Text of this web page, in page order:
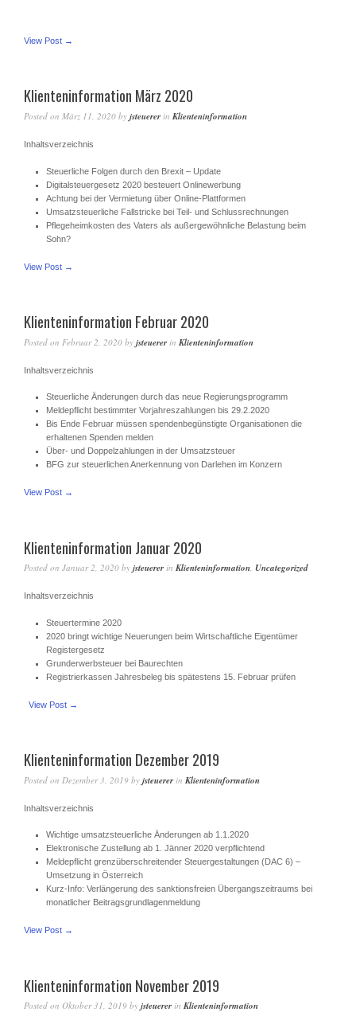
View Post →
Klienteninformation März 2020
Posted on März 11, 2020 by jsteuerer in Klienteninformation
Inhaltsverzeichnis
Steuerliche Folgen durch den Brexit – Update
Digitalsteuergesetz 2020 besteuert Onlinewerbung
Achtung bei der Vermietung über Online-Plattformen
Umsatzsteuerliche Fallstricke bei Teil- und Schlussrechnungen
Pflegeheimkosten des Vaters als außergewöhnliche Belastung beim
Sohn?
View Post →
Klienteninformation Februar 2020
Posted on Februar 2, 2020 by jsteuerer in Klienteninformation
Inhaltsverzeichnis
Steuerliche Änderungen durch das neue Regierungsprogramm
Meldepflicht bestimmter Vorjahreszahlungen bis 29.2.2020
Bis Ende Februar müssen spendenbegünstigte Organisationen die
erhaltenen Spenden melden
Über- und Doppelzahlungen in der Umsatzsteuer
BFG zur steuerlichen Anerkennung von Darlehen im Konzern
View Post →
Klienteninformation Januar 2020
Posted on Januar 2, 2020 by jsteuerer in Klienteninformation, Uncategorized
Inhaltsverzeichnis
Steuertermine 2020
2020 bringt wichtige Neuerungen beim Wirtschaftliche Eigentümer
Registergesetz
Grunderwerbsteuer bei Baurechten
Registrierkassen Jahresbeleg bis spätestens 15. Februar prüfen
View Post →
Klienteninformation Dezember 2019
Posted on Dezember 3, 2019 by jsteuerer in Klienteninformation
Inhaltsverzeichnis
Wichtige umsatzsteuerliche Änderungen ab 1.1.2020
Elektronische Zustellung ab 1. Jänner 2020 verpflichtend
Meldepflicht grenzüberschreitender Steuergestaltungen (DAC 6) –
Umsetzung in Österreich
Kurz-Info: Verlängerung des sanktionsfreien Übergangszeitraums bei
monatlicher Beitragsgrundlagenmeldung
View Post →
Klienteninformation November 2019
Posted on Oktober 31, 2019 by jsteuerer in Klienteninformation